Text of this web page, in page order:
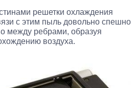
решетки охлаждения
с этим пыль довольно спешно
между ребрами, образуя
воздуха.